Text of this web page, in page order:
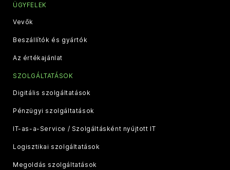
ÜGYFELEK
Vevők
Beszállítók és gyártók
Az értékajánlat
SZOLGÁLTATÁSOK
Digitális szolgáltatások
Pénzügyi szolgáltatások
IT-as-a-Service / Szolgáltásként nyújtott IT
Logisztikai szolgáltatások
Megoldás szolgáltatások